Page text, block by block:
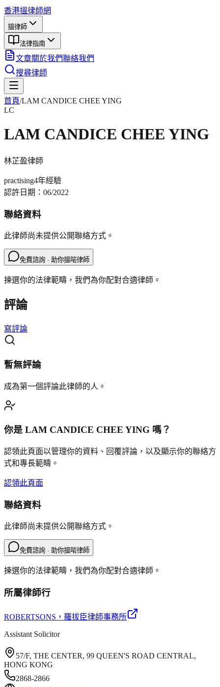
香港搵律師網
搵律師
法律指南
文章關於我們聯絡我們
搜尋律師
首頁/LAM CANDICE CHEE YING
LC
LAM CANDICE CHEE YING
林芷盈律師
practising4年經驗
認許日期： 06/2022
聯絡資料
此律師尚未提供公開聯絡方式。
免費諮詢 · 助你搵啱律師
揀選你的法律範疇，我們為你配對合適律師。
評論
寫評論
暫無評論
成為第一個評論此律師的人。
你是 LAM CANDICE CHEE YING 嗎？
認領此頁面以管理你的資料、回覆評論，以及顯示你的聯絡方
式和專長範疇。
認領此頁面
聯絡資料
此律師尚未提供公開聯絡方式。
免費諮詢 · 助你搵啱律師
揀選你的法律範疇，我們為你配對合適律師。
所屬律師行
ROBERTSONS ，羅拔臣律師事務所
Assistant Solicitor
57/F, THE CENTER, 99 QUEEN'S ROAD CENTRAL,
HONG KONG
2868-2866